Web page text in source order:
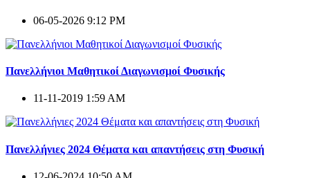
06-05-2026 9:12 PM
Πανελλήνιοι Μαθητικοί Διαγωνισμοί Φυσικής
11-11-2019 1:59 AM
Πανελλήνιες 2024 Θέματα και απαντήσεις στη Φυσική